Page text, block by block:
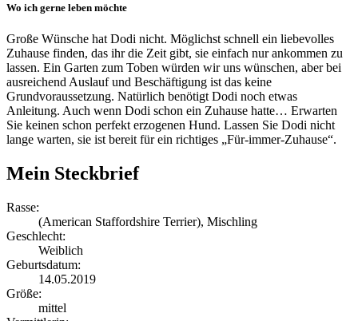
Wo ich gerne leben möchte
Große Wünsche hat Dodi nicht. Möglichst schnell ein liebevolles
Zuhause finden, das ihr die Zeit gibt, sie einfach nur ankommen zu
lassen. Ein Garten zum Toben würden wir uns wünschen, aber bei
ausreichend Auslauf und Beschäftigung ist das keine
Grundvoraussetzung. Natürlich benötigt Dodi noch etwas
Anleitung. Auch wenn Dodi schon ein Zuhause hatte… Erwarten
Sie keinen schon perfekt erzogenen Hund. Lassen Sie Dodi nicht
lange warten, sie ist bereit für ein richtiges „Für-immer-Zuhause“.
Mein Steckbrief
Rasse:
(American Staffordshire Terrier), Mischling
Geschlecht:
Weiblich
Geburtsdatum:
14.05.2019
Größe:
mittel